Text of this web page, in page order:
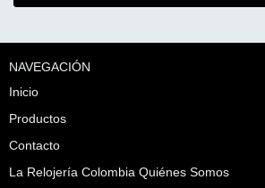
NAVEGACIÓN
Inicio
Productos
Contacto
La Relojería Colombia Quiénes Somos